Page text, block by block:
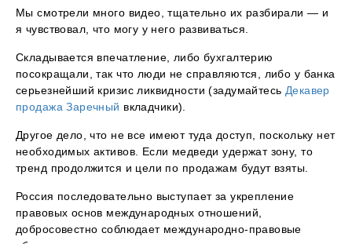
Мы смотрели много видео, тщательно их разбирали — и
я чувствовал, что могу у него развиваться.
Складывается впечатление, либо бухгалтерию
посокращали, так что люди не справляются, либо у банка
серьезнейший кризис ликвидности (задумайтесь Декавер
продажа Заречный вкладчики).
Другое дело, что не все имеют туда доступ, поскольку нет
необходимых активов. Если медведи удержат зону, то
тренд продолжится и цели по продажам будут взяты.
Россия последовательно выступает за укрепление
правовых основ международных отношений,
добросовестно соблюдает международно-правовые